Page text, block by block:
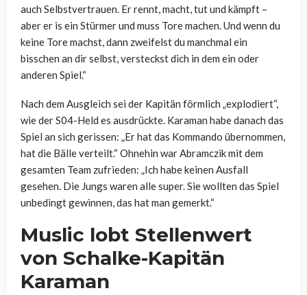
auch Selbstvertrauen. Er rennt, macht, tut und kämpft –
aber er is ein Stürmer und muss Tore machen. Und wenn du
keine Tore machst, dann zweifelst du manchmal ein
bisschen an dir selbst, versteckst dich in dem ein oder
anderen Spiel.“
Nach dem Ausgleich sei der Kapitän förmlich „explodiert“,
wie der S04-Held es ausdrückte. Karaman habe danach das
Spiel an sich gerissen: „Er hat das Kommando übernommen,
hat die Bälle verteilt.“ Ohnehin war Abramczik mit dem
gesamten Team zufrieden: „Ich habe keinen Ausfall
gesehen. Die Jungs waren alle super. Sie wollten das Spiel
unbedingt gewinnen, das hat man gemerkt.“
Muslic lobt Stellenwert
von Schalke-Kapitän
Karaman